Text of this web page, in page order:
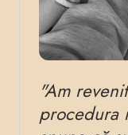
"Am
procedura